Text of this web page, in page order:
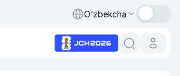
O‘zbekcha